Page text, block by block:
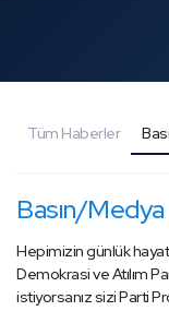
Tüm Haberler
Basın/Medya
Hepimizin günlük
Demokrasi ve Atılım
istiyorsanız sizi Parti